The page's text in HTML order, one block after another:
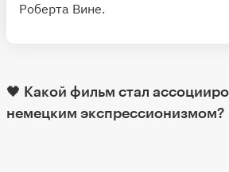
Роберта Вине.
🖤 Какой фильм стал
немецким экспрессионизмом?